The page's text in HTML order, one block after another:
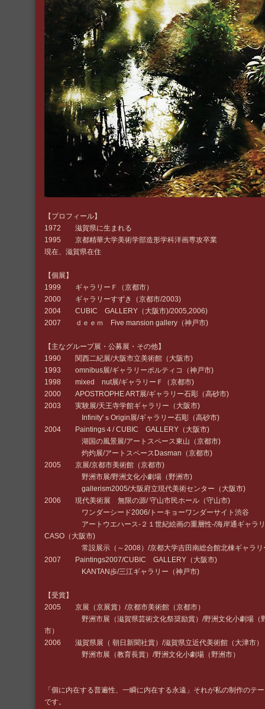
【プロフィール】
1972 滋賀県に生まれる
1995 京都精華大学美術学部造形学科洋画専攻卒業
現在、滋賀県在住
【個展】
1999 ギャラリーＦ（京都市）
2000 ギャラリーすずき（京都市/2003)
2004 CUBIC GALLERY（大阪市)/2005,2006)
2007 ｄｅｅｍ Five mansion gallery（神戸市)
【主なグループ展・公募展・その他】
1990 関西二紀展/大阪市立美術館（大阪市)
1993 omnibus展/ギャラリーポルティコ（神戸市)
1998 mixed nut展/ギャラリーＦ（京都市)
2000 APOSTROPHE ART展/ギャラリー石彫（高砂市)
2003 実験展/天王寺学館ギャラリー（大阪市)
Infinity'ｓOrigin展/ギャラリー石彫（高砂市)
2004 Paintings４/ CUBIC GALLERY（大阪市)
湖国の風景展/アートスペース東山（京都市)
灼灼展/アートスペースDasman（京都市)
2005 京展/京都市美術館（京都市)
野洲市展/野洲文化小劇場（野洲市)
gallerism2005/大阪府立現代美術センター（大阪市)
2006 現代美術展 無限の源/ 守山市民ホール（守山市)
ワンダーシード2006/トーキョーワンダーサイト渋谷
アートウエハース-２１世紀絵画の重層性-/海岸通ギャラ
CASO（大阪市)
常設展示（～2008）/京都大学吉田南総合館北棟ギャラリ
2007 Paintings2007/CUBIC GALLERY（大阪市)
KANTAN歩/三江ギャラリー（神戸市)
【受賞】
2005 京展（京展賞）/京都市美術館（京都市）
野洲市展（滋賀県芸術文化祭奨励賞）/野洲文化小劇場（
市）
2006 滋賀県展（ 朝日新聞社賞）/滋賀県立近代美術館（大津市）
野洲市展（教育長賞）/野洲文化小劇場（野洲市）
「個に内在する普遍性、一瞬に内在する永遠」それが私の制作のテ
です。